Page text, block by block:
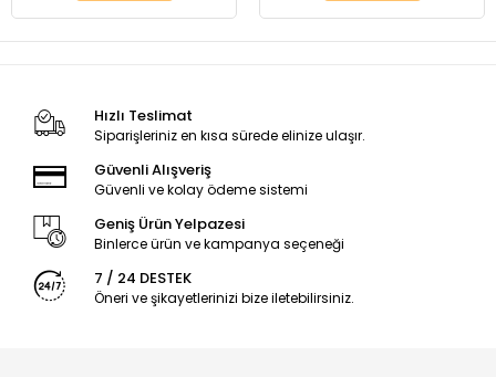
Hızlı Teslimat
Siparişleriniz en kısa sürede elinize ulaşır.
Güvenli Alışveriş
Güvenli ve kolay ödeme sistemi
Geniş Ürün Yelpazesi
Binlerce ürün ve kampanya seçeneği
7 / 24 DESTEK
Öneri ve şikayetlerinizi bize iletebilirsiniz.